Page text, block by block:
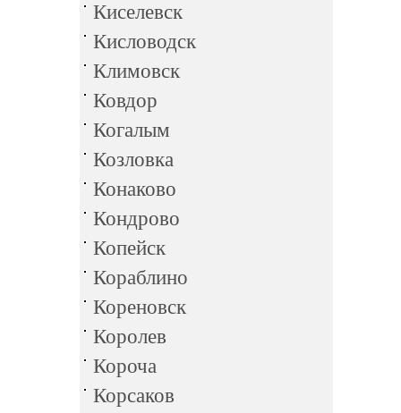
Киселевск
Кисловодск
Климовск
Ковдор
Когалым
Козловка
Конаково
Кондрово
Копейск
Кораблино
Кореновск
Королев
Короча
Корсаков